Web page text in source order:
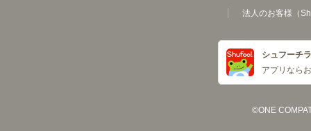
法人のお客様（
シュフーチ
アプリなら
©ONE